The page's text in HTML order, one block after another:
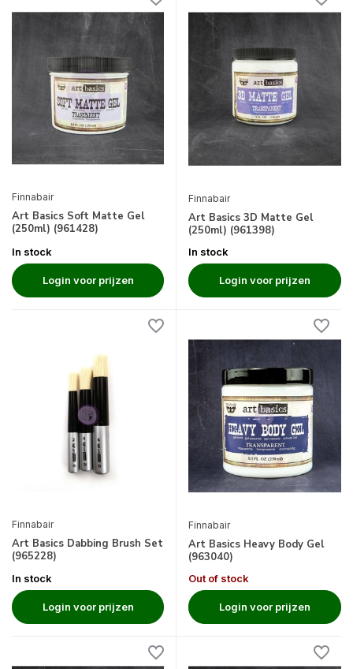
Finnabair
Art Basics Soft Matte Gel
(250ml) (961428)
In stock
Login voor prijzen
Finnabair
Art Basics 3D Matte Gel
(250ml) (961398)
In stock
Login voor prijzen
Finnabair
Art Basics Dabbing Brush Set
(965228)
In stock
Login voor prijzen
Finnabair
Art Basics Heavy Body Gel
(963040)
Out of stock
Login voor prijzen